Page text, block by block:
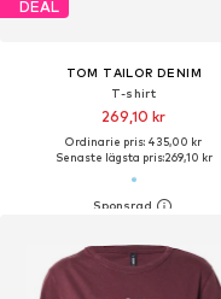
DEAL
TOM TAILOR DENIM
T-shirt
269,10 kr
Ordinarie pris: 435,00 kr
Senaste lägsta pris:269,10 kr